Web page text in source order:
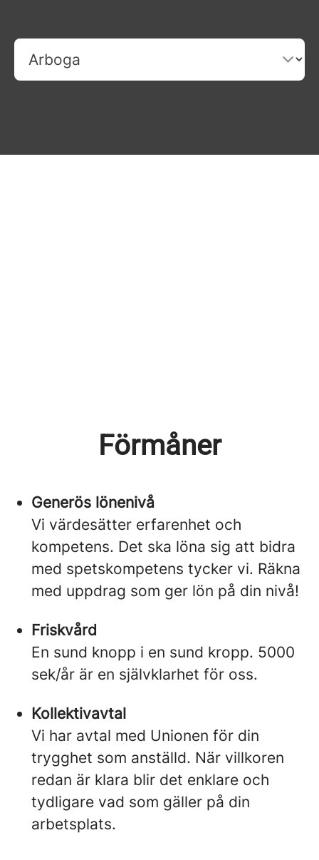
Förmåner
Generös lönenivå
Vi värdesätter erfarenhet och
kompetens. Det ska löna sig att bidra
med spetskompetens tycker vi. Räkna
med uppdrag som ger lön på din nivå!
Friskvård
En sund knopp i en sund kropp. 5000
sek/år är en självklarhet för oss.
Kollektivavtal
Vi har avtal med Unionen för din
trygghet som anställd. När villkoren
redan är klara blir det enklare och
tydligare vad som gäller på din
arbetsplats.